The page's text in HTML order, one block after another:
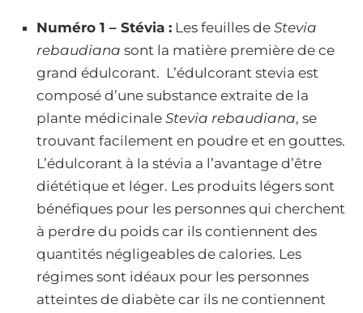
Numéro 1 – Stévia : Les feuilles de Stevia
rebaudiana sont la matière première de ce
grand édulcorant. L’édulcorant stevia est
composé d’une substance extraite de la
plante médicinale Stevia rebaudiana, se
trouvant facilement en poudre et en gouttes.
L’édulcorant à la stévia a l’avantage d’être
diététique et léger. Les produits légers sont
bénéfiques pour les personnes qui cherchent
à perdre du poids car ils contiennent des
quantités négligeables de calories. Les
régimes sont idéaux pour les personnes
atteintes de diabète car ils ne contiennent